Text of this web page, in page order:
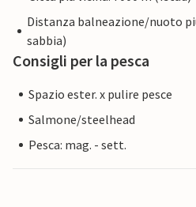
Distanza balneazione/nuoto
sabbia)
Consigli per la pesca
Spazio ester. x pulire pesce
Salmone/steelhead
Pesca: mag. - sett.